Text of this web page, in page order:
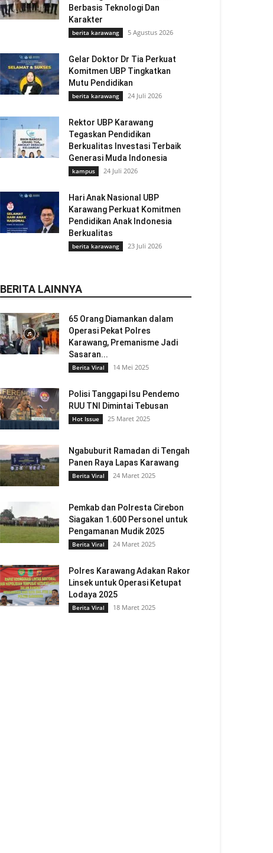
Berbasis Teknologi Dan
Karakter
berita karawang 5 Agustus 2026
Gelar Doktor Dr Tia Perkuat
Komitmen UBP Tingkatkan
Mutu Pendidikan
berita karawang 24 Juli 2026
Rektor UBP Karawang
Tegaskan Pendidikan
Berkualitas Investasi Terbaik
Generasi Muda Indonesia
kampus 24 Juli 2026
Hari Anak Nasional UBP
Karawang Perkuat Komitmen
Pendidikan Anak Indonesia
Berkualitas
berita karawang 23 Juli 2026
BERITA LAINNYA
65 Orang Diamankan dalam
Operasi Pekat Polres
Karawang, Premanisme Jadi
Sasaran...
Berita Viral 14 Mei 2025
Polisi Tanggapi Isu Pendemo
RUU TNI Dimintai Tebusan
Hot Issue 25 Maret 2025
Ngabuburit Ramadan di Tengah
Panen Raya Lapas Karawang
Berita Viral 24 Maret 2025
Pemkab dan Polresta Cirebon
Siagakan 1.600 Personel untuk
Pengamanan Mudik 2025
Berita Viral 24 Maret 2025
Polres Karawang Adakan Rakor
Linsek untuk Operasi Ketupat
Lodaya 2025
Berita Viral 18 Maret 2025